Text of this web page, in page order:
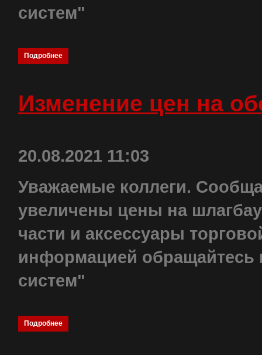
систем"
Подробнее
Изменение цен на
20.08.2021 11:03
Уважаемые коллеги.
увеличены цены на
части и аксессуары
информацией обращайтесь
систем"
Подробнее